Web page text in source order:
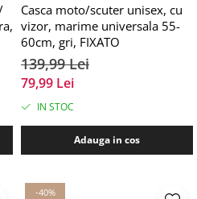
Casca moto/scuter unisex, cu
vizor, marime universala 55-
60cm, gri, FIXATO
139,99 Lei
79,99 Lei
IN STOC
Adauga in cos
-40%